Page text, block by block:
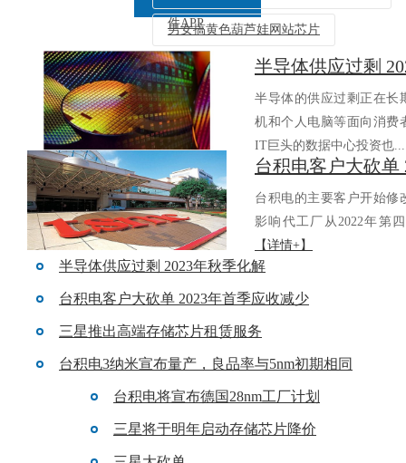
件APP
男女搞黄色葫芦娃网站芯片
返回列表 半导体供应过剩
半导体的供应过剩正在长期
机和个人电脑等面向消费者
IT巨头的数据中心投资也
台积电的主要客户开始修改
影响代工厂从2022年第四
【详情+】
半导体供应过剩 2023年秋季化解
台积电客户大砍单 2023年首季应收减少
三星推出高端存储芯片租赁服务
台积电3纳米宣布量产，良品率与5nm初期相同
台积电将宣布德国28nm工厂计划
三星将于明年启动存储芯片降价